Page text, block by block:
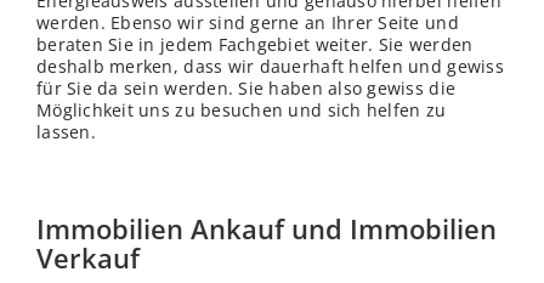
werden. Ebenso wir sind gerne an Ihrer Seite und
beraten Sie in jedem Fachgebiet weiter. Sie werden
deshalb merken, dass wir dauerhaft helfen und gewiss
für Sie da sein werden. Sie haben also gewiss die
Möglichkeit uns zu besuchen und sich helfen zu
lassen.
Immobilien Ankauf und Immobilien
Verkauf